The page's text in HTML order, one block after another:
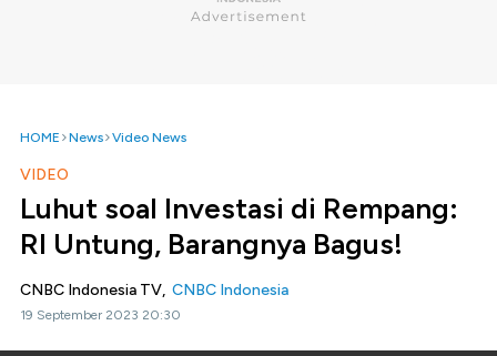
HOME News Video News
VIDEO
Luhut soal Investasi di Rempang:
RI Untung, Barangnya Bagus!
CNBC Indonesia TV, CNBC Indonesia
19 September 2023 20:30